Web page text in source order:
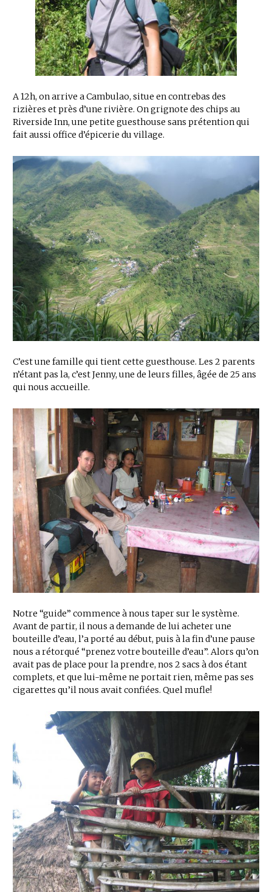
A 12h, on arrive a Cambulao, situe en contrebas des
rizières et près d’une rivière. On grignote des chips au
Riverside Inn, une petite guesthouse sans prétention qui
fait aussi office d’épicerie du village.
C’est une famille qui tient cette guesthouse. Les 2 parents
n’étant pas la, c’est Jenny, une de leurs filles, âgée de 25 ans
qui nous accueille.
Notre “guide” commence à nous taper sur le système.
Avant de partir, il nous a demande de lui acheter une
bouteille d’eau, l’a porté au début, puis à la fin d’une pause
nous a rétorqué “prenez votre bouteille d’eau”. Alors qu’on
avait pas de place pour la prendre, nos 2 sacs à dos étant
complets, et que lui-même ne portait rien, même pas ses
cigarettes qu’il nous avait confiées. Quel mufle!